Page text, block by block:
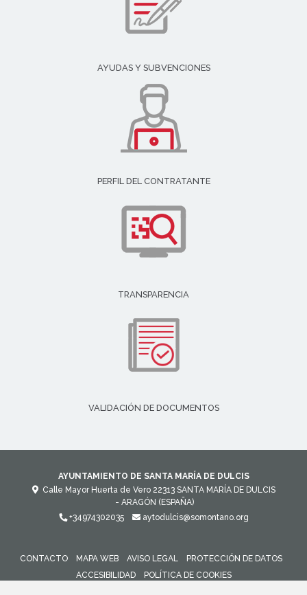
AYUDAS Y SUBVENCIONES
PERFIL DEL CONTRATANTE
TRANSPARENCIA
VALIDACIÓN DE DOCUMENTOS
AYUNTAMIENTO DE SANTA MARÍA DE DULCIS
Calle Mayor Huerta de Vero 22313 SANTA MARÍA DE DULCIS
- ARAGÓN (ESPAÑA)
+34974302035
aytodulcis@somontano.org
CONTACTO MAPA WEB AVISO LEGAL
PROTECCIÓN DE DATOS
ACCESIBILIDAD
POLÍTICA DE COOKIES